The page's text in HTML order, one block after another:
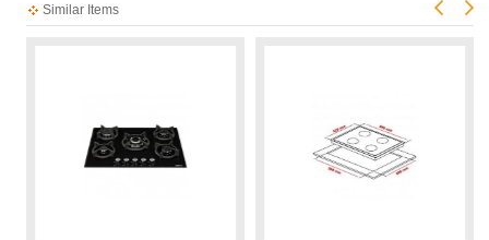
Similar Items